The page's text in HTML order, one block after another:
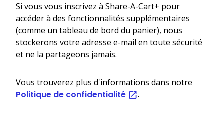
Si vous vous inscrivez à Share-A-Cart+ pour
accéder à des fonctionnalités supplémentaires
(comme un tableau de bord du panier), nous
stockerons votre adresse e-mail en toute sécurité
et ne la partageons jamais.
Vous trouverez plus d'informations dans notre
Politique de confidentialité .